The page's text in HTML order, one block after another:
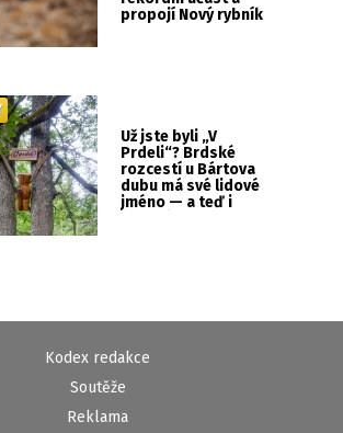
propojí Nový rybník
Už jste byli „V
Prdeli“? Brdské
rozcestí u Bártova
dubu má své lidové
jméno — a teď i
Kodex redakce
Soutěže
Reklama